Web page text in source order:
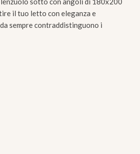
il tuo letto con eleganza e
sempre contraddistinguono i